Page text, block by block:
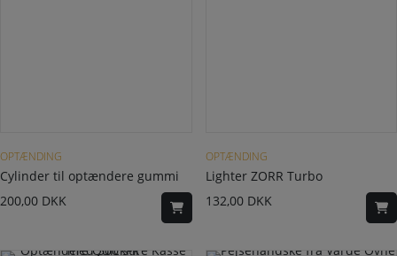
OPTÆNDING
Cylinder til optændere gummi
200,00 DKK
OPTÆNDING
Lighter ZORR Turbo
132,00 DKK